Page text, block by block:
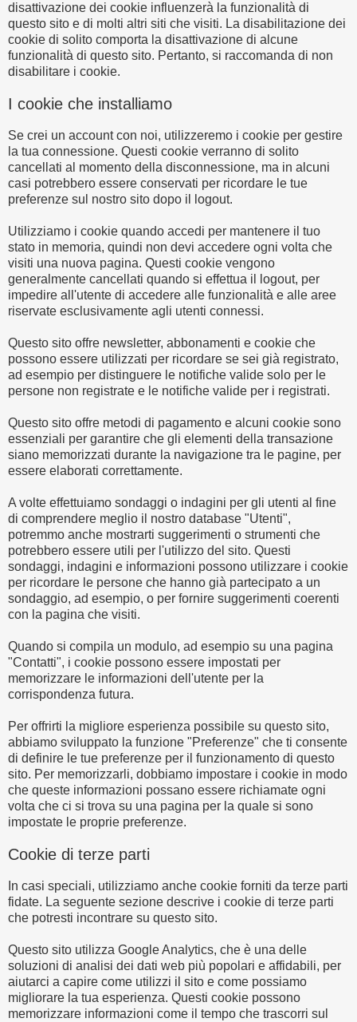
disattivazione dei cookie influenzerà la funzionalità di
questo sito e di molti altri siti che visiti. La disabilitazione dei
cookie di solito comporta la disattivazione di alcune
funzionalità di questo sito. Pertanto, si raccomanda di non
disabilitare i cookie.
I cookie che installiamo
Se crei un account con noi, utilizzeremo i cookie per gestire
la tua connessione. Questi cookie verranno di solito
cancellati al momento della disconnessione, ma in alcuni
casi potrebbero essere conservati per ricordare le tue
preferenze sul nostro sito dopo il logout.
Utilizziamo i cookie quando accedi per mantenere il tuo
stato in memoria, quindi non devi accedere ogni volta che
visiti una nuova pagina. Questi cookie vengono
generalmente cancellati quando si effettua il logout, per
impedire all'utente di accedere alle funzionalità e alle aree
riservate esclusivamente agli utenti connessi.
Questo sito offre newsletter, abbonamenti e cookie che
possono essere utilizzati per ricordare se sei già registrato,
ad esempio per distinguere le notifiche valide solo per le
persone non registrate e le notifiche valide per i registrati.
Questo sito offre metodi di pagamento e alcuni cookie sono
essenziali per garantire che gli elementi della transazione
siano memorizzati durante la navigazione tra le pagine, per
essere elaborati correttamente.
A volte effettuiamo sondaggi o indagini per gli utenti al fine
di comprendere meglio il nostro database "Utenti",
potremmo anche mostrarti suggerimenti o strumenti che
potrebbero essere utili per l'utilizzo del sito. Questi
sondaggi, indagini e informazioni possono utilizzare i cookie
per ricordare le persone che hanno già partecipato a un
sondaggio, ad esempio, o per fornire suggerimenti coerenti
con la pagina che visiti.
Quando si compila un modulo, ad esempio su una pagina
"Contatti", i cookie possono essere impostati per
memorizzare le informazioni dell'utente per la
corrispondenza futura.
Per offrirti la migliore esperienza possibile su questo sito,
abbiamo sviluppato la funzione "Preferenze" che ti consente
di definire le tue preferenze per il funzionamento di questo
sito. Per memorizzarli, dobbiamo impostare i cookie in modo
che queste informazioni possano essere richiamate ogni
volta che ci si trova su una pagina per la quale si sono
impostate le proprie preferenze.
Cookie di terze parti
In casi speciali, utilizziamo anche cookie forniti da terze parti
fidate. La seguente sezione descrive i cookie di terze parti
che potresti incontrare su questo sito.
Questo sito utilizza Google Analytics, che è una delle
soluzioni di analisi dei dati web più popolari e affidabili, per
aiutarci a capire come utilizzi il sito e come possiamo
migliorare la tua esperienza. Questi cookie possono
memorizzare informazioni come il tempo che trascorri sul